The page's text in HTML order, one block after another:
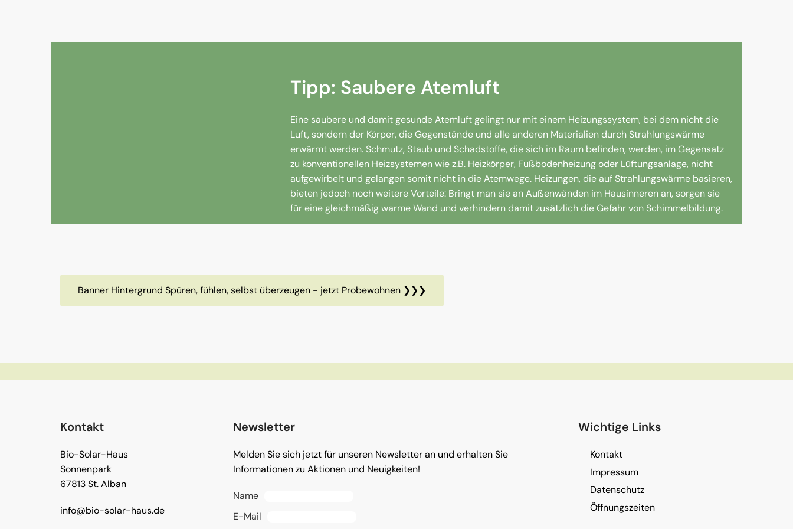
Tipp: Saubere Atemluft
Eine saubere und damit gesunde Atemluft gelingt nur mit einem Heizungssystem, bei dem nicht die
Luft, sondern der Körper, die Gegenstände und alle anderen Materialien durch Strahlungswärme
erwärmt werden. Schmutz, Staub und Schadstoffe, die sich im Raum befinden, werden, im Gegensatz
zu konventionellen Heizsystemen wie z.B. Heizkörper, Fußbodenheizung oder Lüftungsanlage, nicht
aufgewirbelt und gelangen somit nicht in die Atemwege. Heizungen, die auf Strahlungswärme basieren,
bieten jedoch noch weitere Vorteile: Bringt man sie an Außenwänden im Hausinneren an, sorgen sie
für eine gleichmäßig warme Wand und verhindern damit zusätzlich die Gefahr von Schimmelbildung.
Banner Hintergrund Spüren, fühlen, selbst überzeugen - jetzt Probewohnen ❯❯❯
Kontakt
Bio-Solar-Haus
Sonnenpark
67813 St. Alban
info@bio-solar-haus.de
Newsletter
Melden Sie sich jetzt für unseren Newsletter an und erhalten Sie
Informationen zu Aktionen und Neuigkeiten!
Name
E-Mail
Wichtige Links
Kontakt
Impressum
Datenschutz
Öffnungszeiten